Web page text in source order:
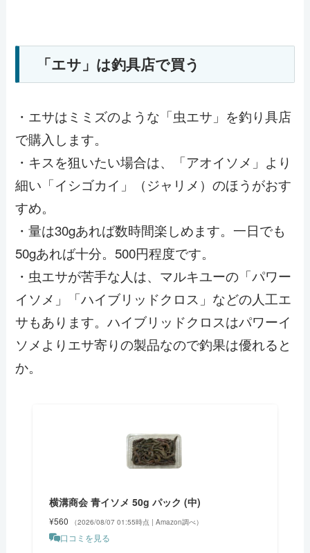
「エサ」は釣具店で買う
・エサはミミズのような「虫エサ」を釣り具店
で購入します。
・キスを狙いたい場合は、「アオイソメ」より
細い「イシゴカイ」（ジャリメ）のほうがおす
すめ。
・量は30gあれば数時間楽しめます。一日でも
50gあれば十分。500円程度です。
・虫エサが苦手な人は、マルキユーの「パワー
イソメ」「ハイブリッドクロス」などの人工エ
サもあります。ハイブリッドクロスはパワーイ
ソメよりエサ寄りの製品なので釣果は優れると
か。
横溝商会 青イソメ 50g パック (中)
¥560 （2026/08/07 01:55時点 | Amazon調べ）
口コミを見る